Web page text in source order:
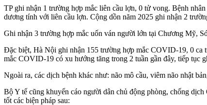
TP ghi nhận 1 trường hợp mắc liên cầu lợn, 0 tử vong. Bệnh
dương tính với liên cầu lợn. Cộng dồn năm 2025 ghi nhận 2
Ghi nhận 3 trường hợp mắc uốn ván người lớn tại Chương Mỹ,
Đặc biệt, Hà Nội ghi nhận 155 trường hợp mắc COVID-19, 0 ca
mắc COVID-19 có xu hướng tăng trong 2 tuần gần đây, tiếp tục
Ngoài ra, các dịch bệnh khác như: não mô cầu, viêm não nhật
Bộ Y tế cũng khuyến cáo người dân chủ động phòng, chống
tốt các biện pháp sau: